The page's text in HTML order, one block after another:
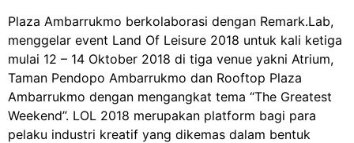
Plaza Ambarrukmo berkolaborasi dengan Remark.Lab,
menggelar event Land Of Leisure 2018 untuk kali ketiga
mulai 12 – 14 Oktober 2018 di tiga venue yakni Atrium,
Taman Pendopo Ambarrukmo dan Rooftop Plaza
Ambarrukmo dengan mengangkat tema “The Greatest
Weekend”. LOL 2018 merupakan platform bagi para
pelaku industri kreatif yang dikemas dalam bentuk